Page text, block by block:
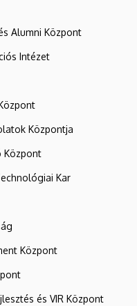
Alumni Központ
Intézet
Központja
Központ
Kar
Központ
és VIR Központ